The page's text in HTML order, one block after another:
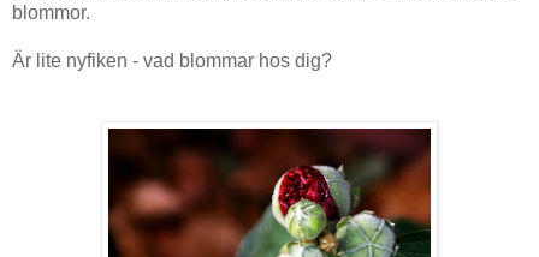
blommor.
Är lite nyfiken - vad blommar hos dig?